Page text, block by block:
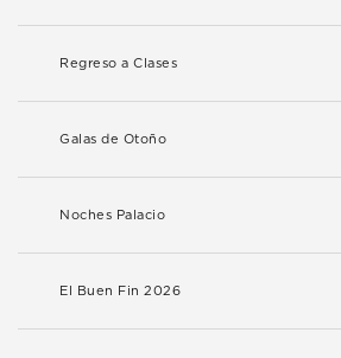
Regreso a Clases
Galas de Otoño
Noches Palacio
El Buen Fin 2026